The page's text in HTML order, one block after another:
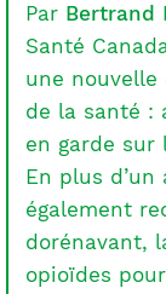
Par Bertrand
Santé
une
de la santé :
en garde sur
En plus
également
dorénavant,
opioïdes